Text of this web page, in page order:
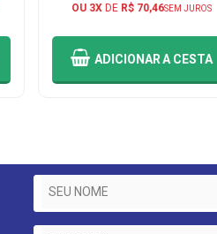
OU 3XDE R$ 70,46SEM JUROS
ADICIONARA CESTA